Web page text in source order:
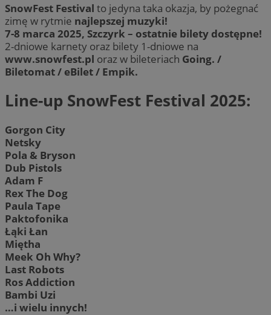
SnowFest Festival to jedyna taka okazja, by pożegnać
zimę w rytmie najlepszej muzyki!
7-8 marca 2025, Szczyrk – ostatnie bilety dostępne!
2-dniowe karnety oraz bilety 1-dniowe na
www.snowfest.pl oraz w bileteriach Going. /
Biletomat / eBilet / Empik.
Line-up SnowFest Festival 2025:
Gorgon City
Netsky
Pola & Bryson
Dub Pistols
Adam F
Rex The Dog
Paula Tape
Paktofonika
Łąki Łan
Miętha
Meek Oh Why?
Last Robots
Ros Addiction
Bambi Uzi
…i wielu innych!